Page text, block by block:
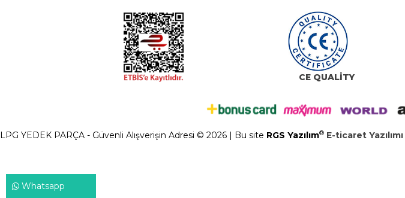
CE QUALİTY
LPG YEDEK PARÇA - Güvenli Alışverişin Adresi © 2026 | Bu site RGS Yazılım® E-ticaret Yazılımı
Whatsapp